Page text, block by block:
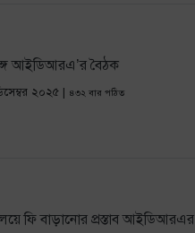
আইডিআরএ’র বৈঠক
২০২৫ | ৪৩২ বার পঠিত
ফি বাড়ানোর প্রস্তাব আইডিআরএর